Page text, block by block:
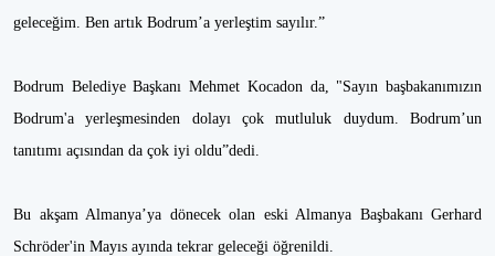
geleceğim. Ben artık Bodrum’a yerleştim sayılır.”
Bodrum Belediye Başkanı Mehmet Kocadon da, "Sayın başbakanımızın
Bodrum'a yerleşmesinden dolayı çok mutluluk duydum. Bodrum’un
tanıtımı açısından da çok iyi oldu”dedi.
Bu akşam Almanya’ya dönecek olan eski Almanya Başbakanı Gerhard
Schröder'in Mayıs ayında tekrar geleceği öğrenildi.